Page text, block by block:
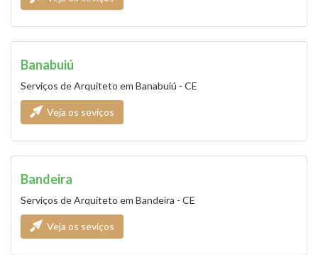
Banabuiú
Serviços de Arquiteto em Banabuiú - CE
Veja os seviços
Bandeira
Serviços de Arquiteto em Bandeira - CE
Veja os seviços